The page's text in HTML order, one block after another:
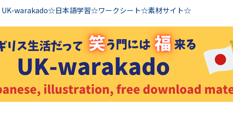
UK-warakado☆日本語学習☆ワークシート☆素材サイト☆